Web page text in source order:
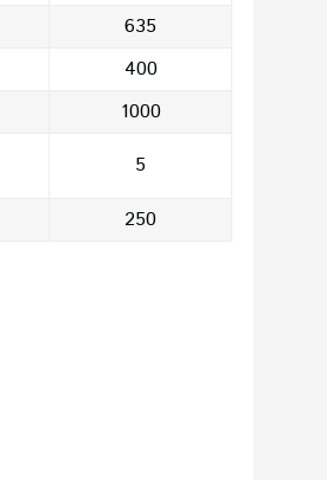
635
400
1000
5
250